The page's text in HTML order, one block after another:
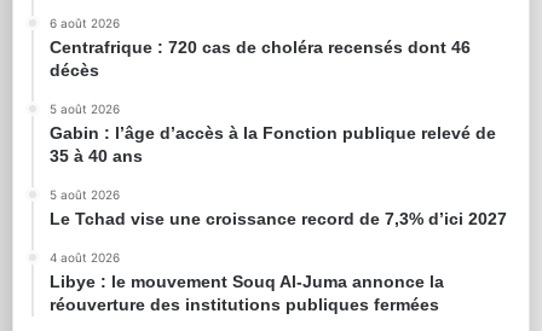
6 août 2026
Centrafrique : 720 cas de choléra recensés dont 46
décès
5 août 2026
Gabin : l’âge d’accès à la Fonction publique relevé de
35 à 40 ans
5 août 2026
Le Tchad vise une croissance record de 7,3% d’ici 2027
4 août 2026
Libye : le mouvement Souq Al-Juma annonce la
réouverture des institutions publiques fermées